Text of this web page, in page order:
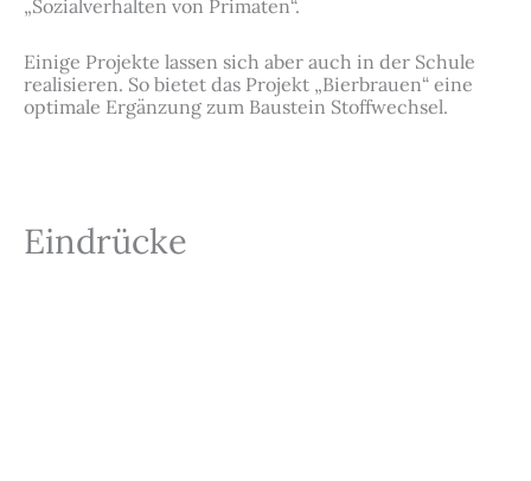
„Sozialverhalten von Primaten“.
Einige Projekte lassen sich aber auch in der Schule
realisieren. So bietet das Projekt „Bierbrauen“ eine
optimale Ergänzung zum Baustein Stoffwechsel.
Eindrücke